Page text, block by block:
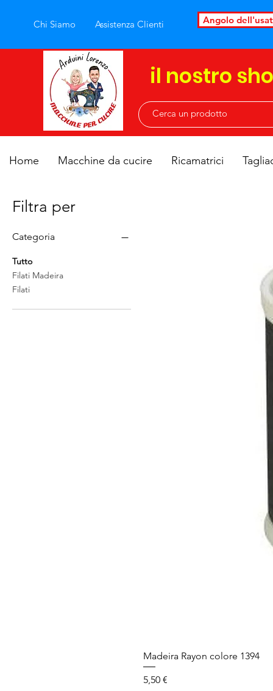
Chi Siamo Assistenza Clienti Angolo
il nostro
Home Macchine da cucire Ricamatrici
Filtra per
Categoria
Tutto
Filati Madeira
Filati
Madeira Rayon colore 1394
Prezzo
5,50 €